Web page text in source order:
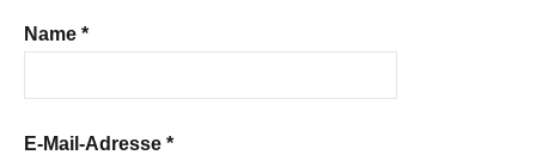
Name *
E-Mail-Adresse *